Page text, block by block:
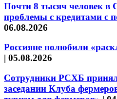
Почти 8 тысяч человек
проблемы с кредитами с
06.08.2026
Россияне полюбили
| 05.08.2026
Сотрудники РСХБ
заседании Клуба